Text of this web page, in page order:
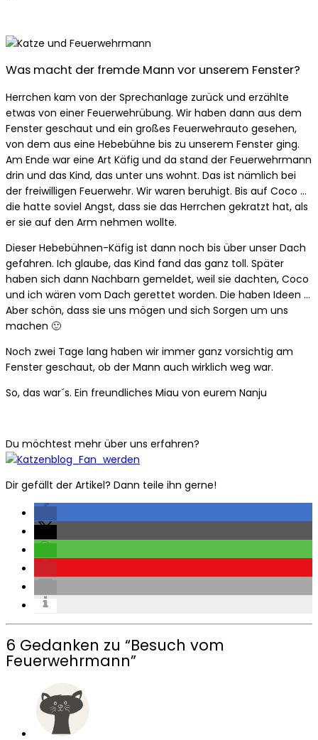
Was macht der fremde Mann vor unserem Fenster?
Herrchen kam von der Sprechanlage zurück und erzählte
etwas von einer Feuerwehrübung. Wir haben dann aus dem
Fenster geschaut und ein großes Feuerwehrauto gesehen,
von dem aus eine Hebebühne bis zu unserem Fenster ging.
Am Ende war eine Art Käfig und da stand der Feuerwehrmann
drin und das Kind, das unter uns wohnt. Das ist nämlich bei
der freiwilligen Feuerwehr. Wir waren beruhigt. Bis auf Coco …
die hatte soviel Angst, dass sie das Herrchen gekratzt hat, als
er sie auf den Arm nehmen wollte.
Dieser Hebebühnen-Käfig ist dann noch bis über unser Dach
gefahren. Ich glaube, das Kind fand das ganz toll. Später
haben sich dann Nachbarn gemeldet, weil sie dachten, Coco
und ich wären vom Dach gerettet worden. Die haben Ideen …
Aber schön, dass sie uns mögen und sich Sorgen um uns
machen 🙂
Noch zwei Tage lang haben wir immer ganz vorsichtig am
Fenster geschaut, ob der Mann auch wirklich weg war.
So, das war´s. Ein freundliches Miau von eurem Nanju
Du möchtest mehr über uns erfahren?
Dir gefällt der Artikel? Dann teile ihn gerne!
6 Gedanken zu “Besuch vom
Feuerwehrmann”